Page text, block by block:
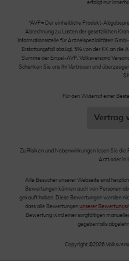
erfolgt nur
*AVP= Der einheitliche Produkt-
Abrechnung zu Lasten der gesetzlichen
Informationsstelle für Arzneispezialitäten
Erstattungsfall abzügl. 5% von der KK an die
Summe der Einzel-AVP. Volksversand
Schenken Sie uns Ihr Vertrauen und
Für den Widerruf einer
Vertrag
Zu Risiken und Nebenwirkungen lesen Sie die
Arzt oder in
Alle Besucher unserer Webseite sind
Bewertungen können auch von Personen
gekauft haben. Diese Bewertungen werden
dass alle Bewertungen unserer
Bewertung wird einer sorgfältigen
gegebenfalls
Copyright ©2026